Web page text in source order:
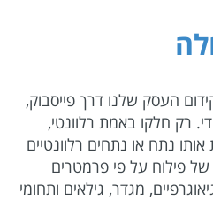
העסק שלנו דרך פייסבוק,
רק חלקו באמת רלוונטי,
נתח או נתחים רלוונטיים
פילוח על פי פרמטרים
מגדר, גילאים ותחומי